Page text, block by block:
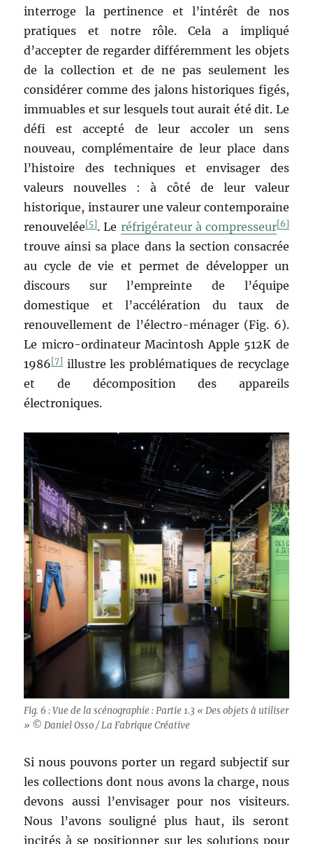
interroge la pertinence et l’intérêt de nos
pratiques et notre rôle. Cela a impliqué
d’accepter de regarder différemment les objets
de la collection et de ne pas seulement les
considérer comme des jalons historiques figés,
immuables et sur lesquels tout aurait été dit. Le
défi est accepté de leur accoler un sens
nouveau, complémentaire de leur place dans
l’histoire des techniques et envisager des
valeurs nouvelles : à côté de leur valeur
historique, instaurer une valeur contemporaine
renouvelée[5]. Le réfrigérateur à compresseur[6]
trouve ainsi sa place dans la section consacrée
au cycle de vie et permet de développer un
discours sur l’empreinte de l’équipe
domestique et l’accélération du taux de
renouvellement de l’électro-ménager (Fig. 6).
Le micro-ordinateur Macintosh Apple 512K de
1986[7] illustre les problématiques de recyclage
et de décomposition des appareils
électroniques.
Fig. 6 : Vue de la scénographie : Partie 1.3 « Des objets à utiliser
» © Daniel Osso / La Fabrique Créative
Si nous pouvons porter un regard subjectif sur
les collections dont nous avons la charge, nous
devons aussi l’envisager pour nos visiteurs.
Nous l’avons souligné plus haut, ils seront
incités à se positionner sur les solutions pour